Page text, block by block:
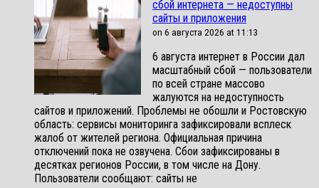
сбой интернета — недоступны
сайты и приложения
on 6 августа 2026 at 11:13
6 августа интернет в России дал
масштабный сбой — пользователи
по всей стране массово
жалуются на недоступность
сайтов и приложений. Проблемы не обошли и Ростовскую
область: сервисы мониторинга зафиксировали всплеск
жалоб от жителей региона. Официальная причина
отключений пока не озвучена. Сбои зафиксированы в
десятках регионов России, в том числе на Дону.
Пользователи сообщают: сайты не